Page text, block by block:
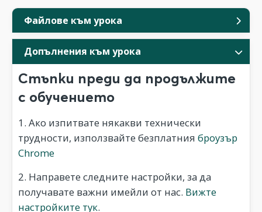
Файлове към урока
Допълнения към урока
Стъпки преди да продължите
с обучението
1. Ако изпитвате някакви технически
трудности, използвайте безплатния броузър
Chrome
2. Направете следните настройки, за да
получавате важни имейли от нас. Вижте
настройките тук.